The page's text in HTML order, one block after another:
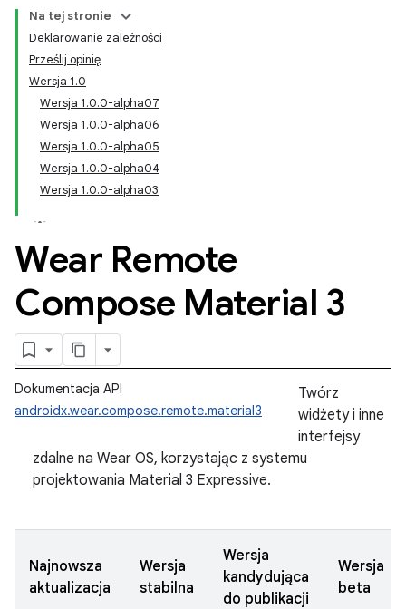
Na tej stronie
Deklarowanie zależności
Prześlij opinię
Wersja 1.0
Wersja 1.0.0-alpha07
Wersja 1.0.0-alpha06
Wersja 1.0.0-alpha05
Wersja 1.0.0-alpha04
Wersja 1.0.0-alpha03
Wear Remote
Compose Material 3
Dokumentacja API
androidx.wear.compose.remote.material3
Twórz
widżety i inne
interfejsy
zdalne na Wear OS, korzystając z systemu
projektowania Material 3 Expressive.
Najnowsza
aktualizacja
Wersja
stabilna
Wersja
kandydująca
do publikacji
Wersja
beta